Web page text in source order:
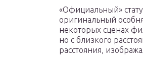
«Официальный»
оригинальный
некоторых сценах
но с близкого
расстояния,